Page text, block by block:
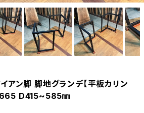
イアン脚 脚地グランデ【平板カリン
D415~585㎜